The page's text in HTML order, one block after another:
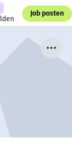
Job posten